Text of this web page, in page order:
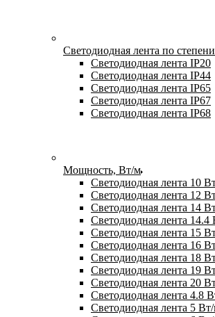
Светодиодная лента по
Светодиодная лента IP20
Светодиодная лента IP44
Светодиодная лента IP65
Светодиодная лента IP67
Светодиодная лента IP68
Мощность, Вт/м
Светодиодная лента 10
Светодиодная лента 12
Светодиодная лента 14
Светодиодная лента 14.4
Светодиодная лента 15
Светодиодная лента 16
Светодиодная лента 18
Светодиодная лента 19
Светодиодная лента 20
Светодиодная лента 4.8
Светодиодная лента 5